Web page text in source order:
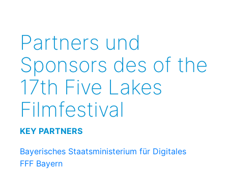
Partners und
Sponsors des of the
17th Five Lakes
Filmfestival
KEY PARTNERS
Bayerisches Staatsministerium für Digitales
FFF Bayern